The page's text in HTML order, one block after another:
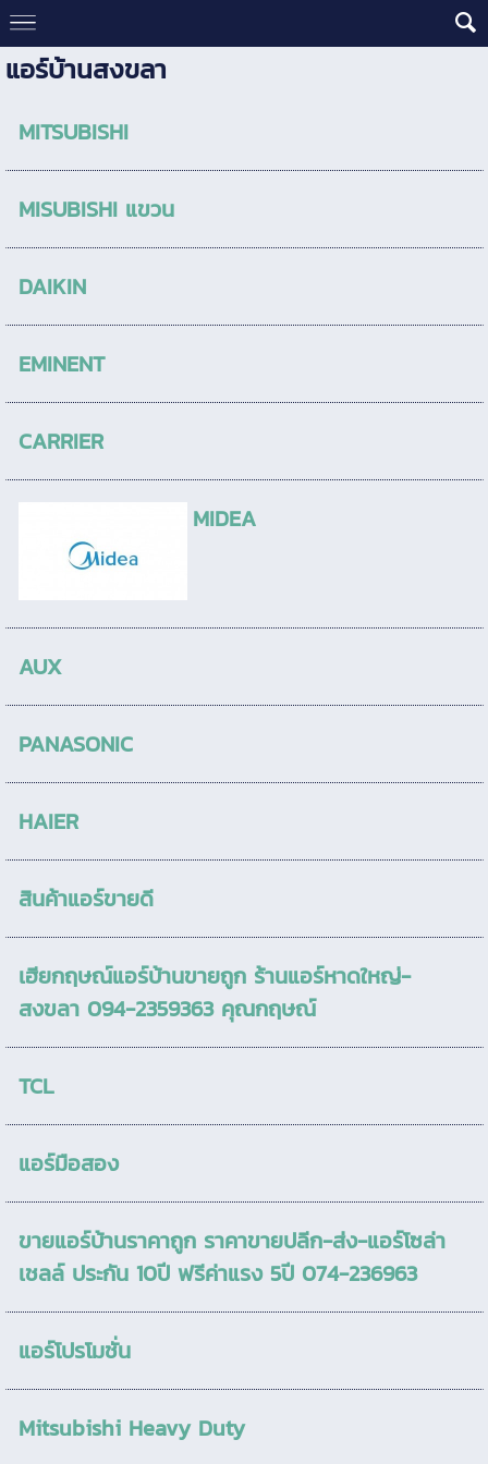
แอร์บ้านสงขลา
MITSUBISHI
MISUBISHI แขวน
DAIKIN
EMINENT
CARRIER
MIDEA
AUX
PANASONIC
HAIER
สินค้าแอร์ขายดี
เฮียกฤษณ์แอร์บ้านขายถูก ร้านแอร์หาดใหญ่-
สงขลา 094-2359363 คุณกฤษณ์
TCL
แอร์มือสอง
ขายแอร์บ้านราคาถูก ราคาขายปลีก-ส่ง-แอร์โซล่า
เชลล์ ประกัน 10ปี ฟรีค่าแรง 5ปี 074-236963
แอร์โปรโมชั่น
Mitsubishi Heavy Duty